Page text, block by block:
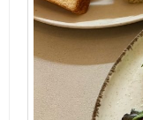
移
動